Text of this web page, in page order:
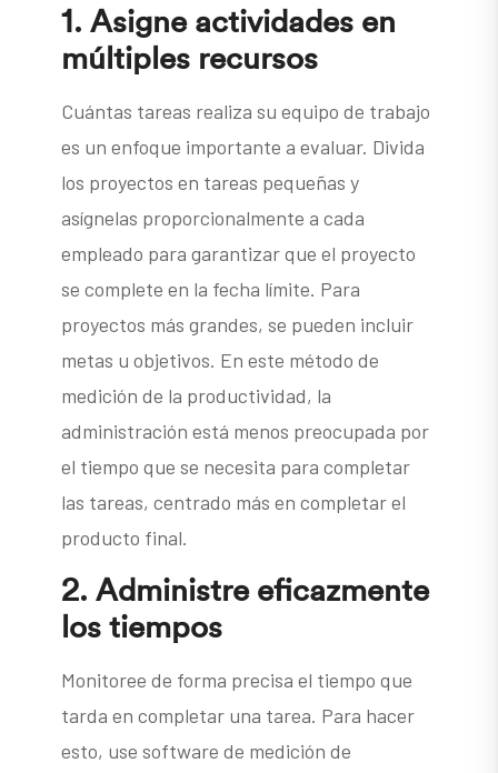
1. Asigne actividades en
múltiples recursos
Cuántas tareas realiza su equipo de trabajo
es un enfoque importante a evaluar. Divida
los proyectos en tareas pequeñas y
asígnelas proporcionalmente a cada
empleado para garantizar que el proyecto
se complete en la fecha límite. Para
proyectos más grandes, se pueden incluir
metas u objetivos. En este método de
medición de la productividad, la
administración está menos preocupada por
el tiempo que se necesita para completar
las tareas, centrado más en completar el
producto final.
2. Administre eficazmente
los tiempos
Monitoree de forma precisa el tiempo que
tarda en completar una tarea. Para hacer
esto, use software de medición de